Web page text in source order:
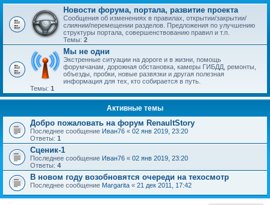
Новости форума, портала, развитие проекта
Сообщения об изменениях в правилах, открытии/закрытии/
слиянии/перемещении разделов. Предложения по улучшению
структуры портала, совершенствованию правил и т.п.
Темы: 2
Мы не одни
Экстренные ситуации на дороге и в жизни, помощь
форумчанам, дорожная обстановка, камеры ГИБДД, ремонты,
объезды, пробки, новые развязки и другая полезная
информация для тех, кто собирается в путь.
Темы: 1
Активные темы
Добро пожаловать на форум RenaultStory
Последнее сообщение Иван76 « 02 янв 2019, 23:20
Ответы: 1
Сценик-1
Последнее сообщение Иван76 « 02 янв 2019, 23:20
Ответы: 4
В новом году возобновятся очереди на техосмотр
Последнее сообщение Margarita « 21 дек 2011, 17:42